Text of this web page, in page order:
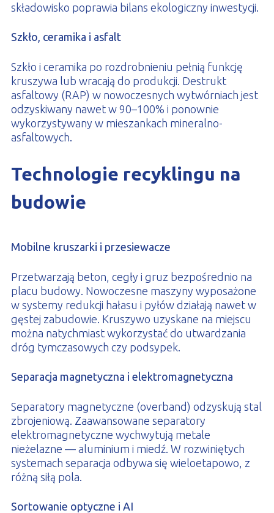
składowisko poprawia bilans ekologiczny inwestycji.
Szkło, ceramika i asfalt
Szkło i ceramika po rozdrobnieniu pełnią funkcję
kruszywa lub wracają do produkcji. Destrukt
asfaltowy (RAP) w nowoczesnych wytwórniach jest
odzyskiwany nawet w 90–100% i ponownie
wykorzystywany w mieszankach mineralno-
asfaltowych.
Technologie recyklingu na
budowie
Mobilne kruszarki i przesiewacze
Przetwarzają beton, cegły i gruz bezpośrednio na
placu budowy. Nowoczesne maszyny wyposażone
w systemy redukcji hałasu i pyłów działają nawet w
gęstej zabudowie. Kruszywo uzyskane na miejscu
można natychmiast wykorzystać do utwardzania
dróg tymczasowych czy podsypek.
Separacja magnetyczna i elektromagnetyczna
Separatory magnetyczne (overband) odzyskują stal
zbrojeniową. Zaawansowane separatory
elektromagnetyczne wychwytują metale
nieżelazne — aluminium i miedź. W rozwiniętych
systemach separacja odbywa się wieloetapowo, z
różną siłą pola.
Sortowanie optyczne i AI